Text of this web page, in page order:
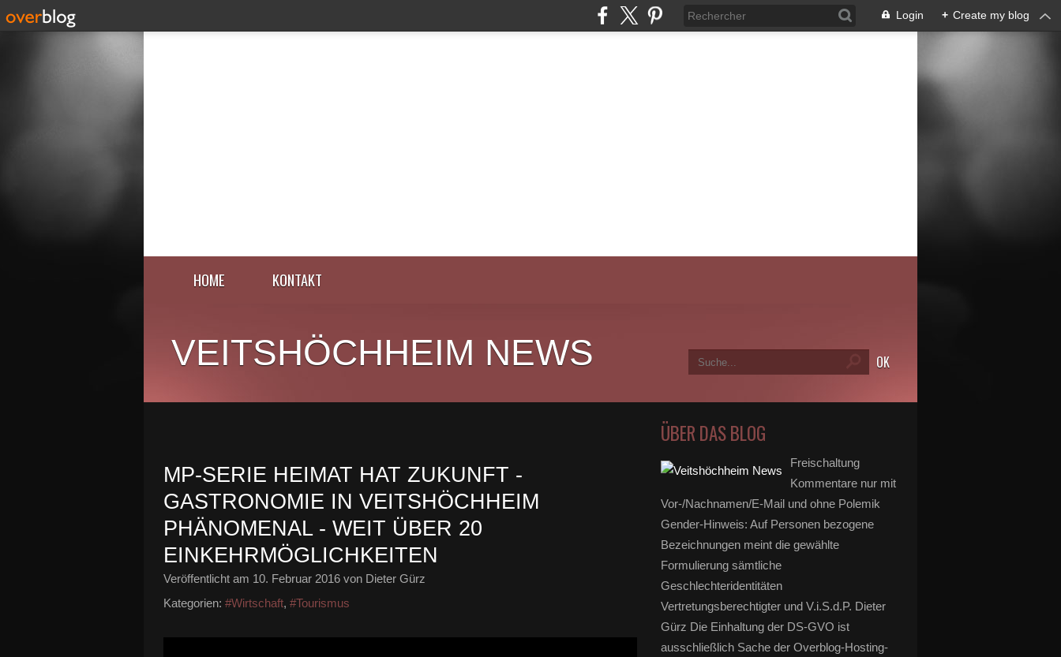
Login + Create my blog
HOME KONTAKT
VEITSHÖCHHEIM NEWS
MP-SERIE HEIMAT HAT ZUKUNFT -
GASTRONOMIE IN VEITSHÖCHHEIM
PHÄNOMENAL - WEIT ÜBER 20
EINKEHRMÖGLICHKEITEN
Veröffentlicht am 10. Februar 2016 von Dieter Gürz
Kategorien: #Wirtschaft, #Tourismus
ÜBER DAS BLOG
Freischaltung
Kommentare nur mit
Vor-/Nachnamen/E-Mail und ohne Polemik
Gender-Hinweis: Auf Personen bezogene
Bezeichnungen meint die gewählte
Formulierung sämtliche
Geschlechteridentitäten
Vertretungsberechtigter und V.i.S.d.P. Dieter
Gürz Die Einhaltung der DS-GVO ist
ausschließlich Sache der Overblog-Hosting-